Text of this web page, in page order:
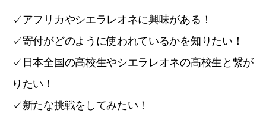
✓アフリカやシエラレオネに興味がある！
✓寄付がどのように使われているかを知りたい！
✓日本全国の高校生やシエラレオネの高校生と繋が
りたい！
✓新たな挑戦をしてみたい！